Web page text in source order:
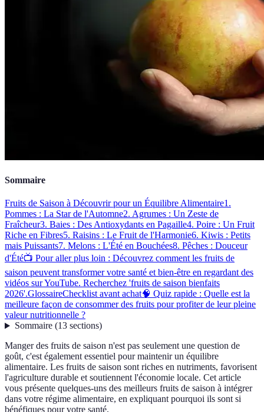
Sommaire
Fruits de Saison à Découvrir pour un Équilibre Alimentaire1.
Pommes : La Star de l'Automne2. Agrumes : Un Zeste de
Fraîcheur3. Baies : Des Antioxydants en Pagaille4. Poire : Un Fruit
Riche en Fibres5. Raisins : Le Fruit de l'Harmonie6. Kiwis : Petits
mais Puissants7. Melons : L'Été en Bouchées8. Pêches : Douceur
d'Été📺 Pour aller plus loin : Découvrez comment les fruits de
saison peuvent transformer votre santé et bien-être en regardant des
vidéos sur YouTube. Recherchez 'fruits de saison bienfaits
2026'.GlossaireChecklist avant achat🧠 Quiz rapide : Quelle est la
meilleure façon de consommer des fruits pour profiter de leur pleine
valeur nutritionnelle ?
Sommaire(13 sections)
Manger des fruits de saison n'est pas seulement une question de
goût, c'est également essentiel pour maintenir un équilibre
alimentaire. Les fruits de saison sont riches en nutriments, favorisent
l'agriculture durable et soutiennent l'économie locale. Cet article
vous présente quelques-uns des meilleurs fruits de saison à intégrer
dans votre régime alimentaire, en expliquant pourquoi ils sont si
bénéfiques pour votre santé.